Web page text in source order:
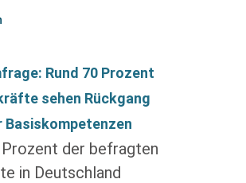
Rund 70 Prozent
sehen Rückgang
Basiskompetenzen
Prozent der befragten
in Deutschland